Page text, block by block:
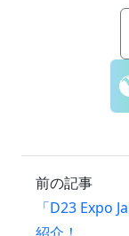
前の記事
「D23 Expo